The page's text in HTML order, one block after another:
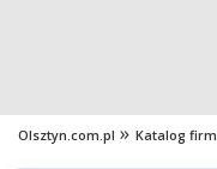
Olsztyn.com.pl Katalog firm